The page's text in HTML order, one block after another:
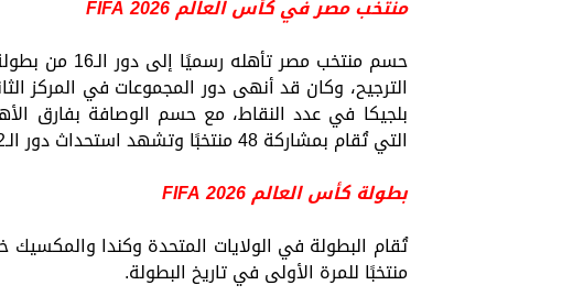
منتخب مصر في كأس العالم FIFA 2026
بلجيكا في عدد النقاط، مع حسم الوصافة بفارق
التي تُقام بمشاركة 48 منتخبًا وتشهد استحداث دور الـ32.
بطولة كأس العالم FIFA 2026
منتخبًا للمرة الأولى في تاريخ البطولة.